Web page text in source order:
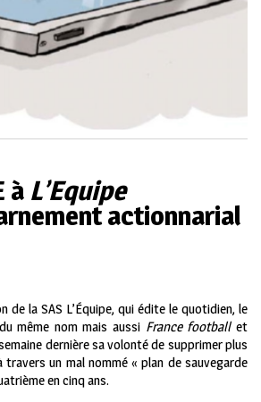
à L’Equipe
actionnarial
de la SAS L’Équipe, qui édite le quotidien, le
même nom mais aussi France footballet
dernière sa volonté de supprimer plus
un mal nommé « plan de sauvegarde
en cinq ans.